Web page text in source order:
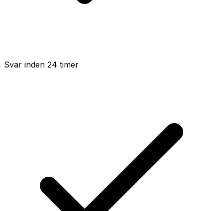
Svar inden 24 timer